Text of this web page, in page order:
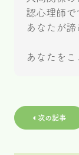
認心理師で
あなたが諦
あなたをこ
次の記事